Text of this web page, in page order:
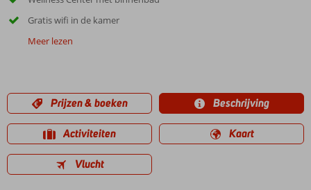
Gratis wifi in de kamer
Meer lezen
Prijzen & boeken Beschrijving
Activiteiten Kaart
Vlucht